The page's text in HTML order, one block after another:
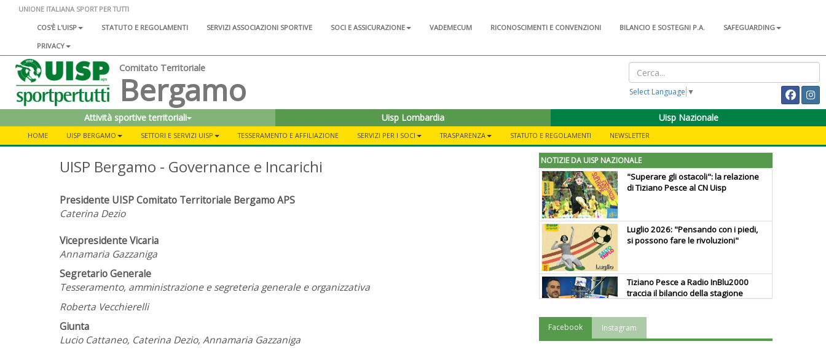
UNIONE ITALIANA SPORT PER TUTTI
COS'È L'UISP
STATUTO E REGOLAMENTI SERVIZI ASSOCIAZIONI SPORTIVE SOCI E ASSICURAZIONE VADEMECUM RICONOSCIMENTI E CONVENZIONI BILANCIO E SOSTEGNI P.A.
SAFEGUARDING
PRIVACY
Comitato Territoriale
Bergamo Select Language ▼
Attività sportive territoriali Uisp Lombardia Uisp Nazionale
HOME UISP BERGAMO SETTORI E SERVIZI UISP TESSERAMENTO E AFFILIAZIONE SERVIZI PER I SOCI TRASPARENZA STATUTO E REGOLAMENTI NEWSLETTER
UISP Bergamo - Governance e Incarichi
Presidente UISP Comitato Territoriale Bergamo APS
Caterina Dezio
Vicepresidente Vicaria
Annamaria Gazzaniga
Segretario Generale
Tesseramento, amministrazione e segreteria generale e organizzativa
Roberta Vecchierelli
Giunta
Lucio Cattaneo, Caterina Dezio, Annamaria Gazzaniga
NOTIZIE DA UISP NAZIONALE
"Superare gli ostacoli": la relazione
di Tiziano Pesce al CN Uisp
Luglio 2026: "Pensando con i piedi,
si possono fare le rivoluzioni"
Tiziano Pesce a Radio InBlu2000
traccia il bilancio della stagione
Facebook Instagram